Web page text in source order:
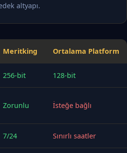
altyapı.
Meritking Ortalama Platform
256-bit 128-bit
Zorunlu İsteğe bağlı
7/24 Sınırlı saatler